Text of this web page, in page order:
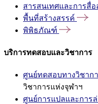
สารสนเทศและการสื่อ
พื้นที่สร้างสรรค์
พิพิธภัณฑ์
บริการทดสอบและวิชาการ
ศูนย์ทดสอบทางวิชาก
วิชาการแห่งจุฬาฯ
ศูนย์การแปลและการ